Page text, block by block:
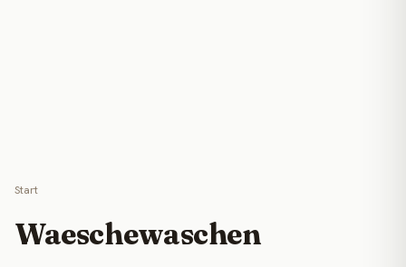
Start
Waeschewaschen